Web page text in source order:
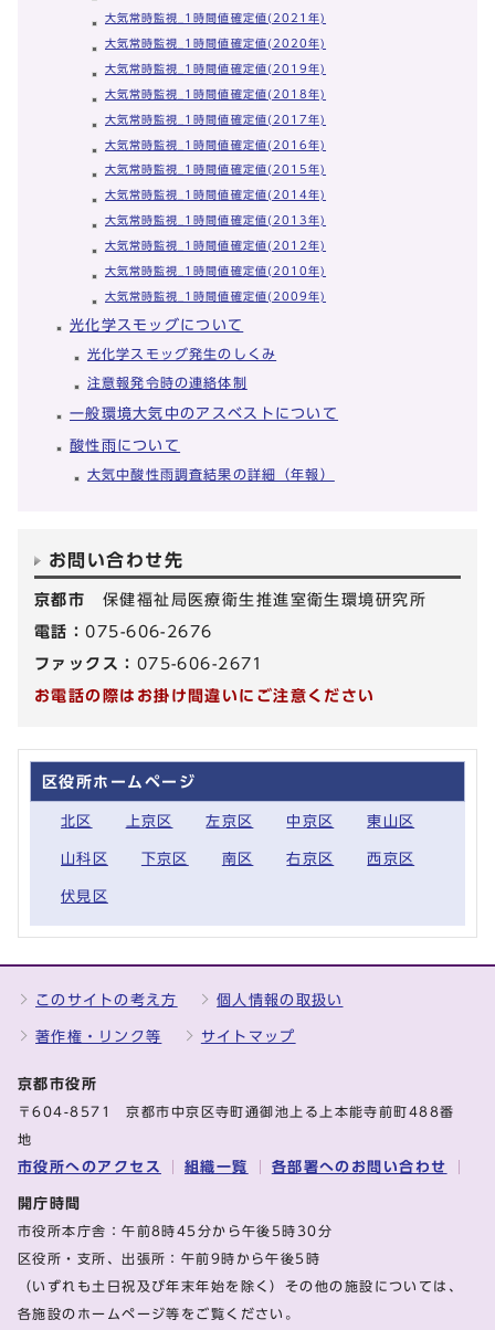
大気常時監視_1時間値確定値(2021年)
大気常時監視_1時間値確定値(2020年)
大気常時監視_1時間値確定値(2019年)
大気常時監視_1時間値確定値(2018年)
大気常時監視_1時間値確定値(2017年)
大気常時監視_1時間値確定値(2016年)
大気常時監視_1時間値確定値(2015年)
大気常時監視_1時間値確定値(2014年)
大気常時監視_1時間値確定値(2013年)
大気常時監視_1時間値確定値(2012年)
大気常時監視_1時間値確定値(2010年)
大気常時監視_1時間値確定値(2009年)
光化学スモッグについて
光化学スモッグ発生のしくみ
注意報発令時の連絡体制
一般環境大気中のアスベストについて
酸性雨について
大気中酸性雨調査結果の詳細（年報）
お問い合わせ先
京都市 保健福祉局医療衛生推進室衛生環境研究所
電話：075-606-2676
ファックス： 075-606-2671
お電話の際はお掛け間違いにご注意ください
区役所ホームページ
北区 上京区 左京区 中京区 東山区
山科区 下京区 南区 右京区 西京区
伏見区
このサイトの考え方 個人情報の取扱い
著作権・リンク等 サイトマップ
京都市役所
〒604-8571 京都市中京区寺町通御池上る上本能寺前町488番
地
市役所へのアクセス 組織一覧 各部署へのお問い合わせ
開庁時間
市役所本庁舎：午前8時45分から午後5時30分
区役所・支所、出張所：午前9時から午後5時
（いずれも土日祝及び年末年始を除く）その他の施設については、
各施設のホームページ等をご覧ください。